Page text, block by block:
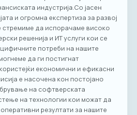
индустрија.Со јасен
и огромна експертиза за развој
стремиме да испорачаме високо
решенија и ИТ услуги кои се
потреби на нашите
да ги постигнат
економични и ефикасни
е насочена кон постојано
на софтверската
на технологии кои можат да
резултати за нашите